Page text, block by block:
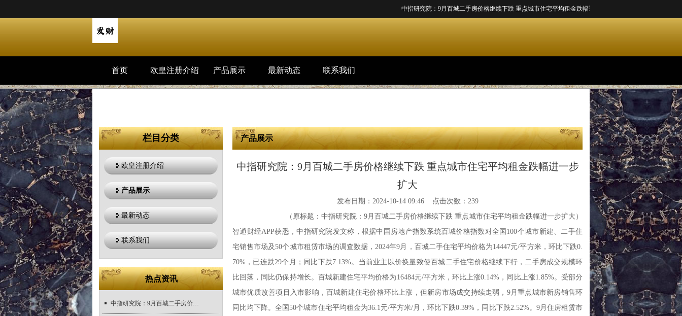
中指研究院：9月百城二手房价格继续下跌 重点城市住宅平均租金跌幅进一步扩大...
首页 欧皇注册介绍 产品展示 最新动态 联系我们
栏目分类
欧皇注册介绍
产品展示
最新动态
联系我们
热点资讯
中指研究院：9月百城二手房价格继续下跌 重点城市住宅平均租金跌幅进一步扩大
产品展示
你的位置： 欧皇注册> 产品展示 > 中指研究院：9月百城二手房价格继续下跌 重点城市住宅平均租金跌幅进一步扩大
中指研究院：9月百城二手房价格继续下跌 重点城市住宅平均租金跌幅进一步
扩大
发布日期：2024-10-14 09:46 点击次数：239
（原标题：中指研究院：9月百城二手房价格继续下跌 重点城市住宅平均租金跌幅进一步扩大）
智通财经APP获悉，中指研究院发文称，根据中国房地产指数系统百城价格指数对全国100个城市新建、二手住
宅销售市场及50个城市租赁市场的调查数据，2024年9月，百城二手住宅平均价格为14447元/平方米，环比下跌0.
70%，已连跌29个月；同比下跌7.13%。当前业主以价换量致使百城二手住宅价格继续下行，二手房成交规模环
比回落，同比仍保持增长。百城新建住宅平均价格为16484元/平方米，环比上涨0.14%，同比上涨1.85%。受部分
城市优质改善项目入市影响，百城新建住宅价格环比上涨，但新房市场成交持续走弱，9月重点城市新房销售环
同比均下降。全国50个城市住宅平均租金为36.1元/平方米/月，环比下跌0.39%，同比下跌2.52%。9月住房租赁市